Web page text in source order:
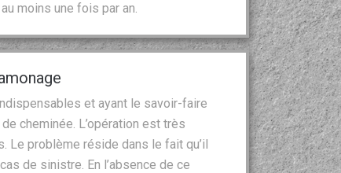
moins une fois par an.
et ayant le savoir-faire
cheminée. L’opération est très
Le problème réside dans le fait qu’il
de sinistre. En l’absence de ce